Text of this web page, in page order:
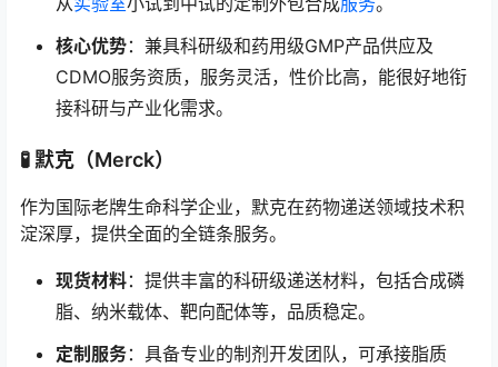
核心优势：兼具科研级和药用级GMP产品供应及
CDMO服务资质，服务灵活，性价比高，能很好地衔
接科研与产业化需求。
🧪 默克（Merck）
作为国际老牌生命科学企业，默克在药物递送领域技术积
淀深厚，提供全面的全链条服务。
现货材料：提供丰富的科研级递送材料，包括合成磷
脂、纳米载体、靶向配体等，品质稳定。
定制服务：具备专业的制剂开发团队，可承接脂质